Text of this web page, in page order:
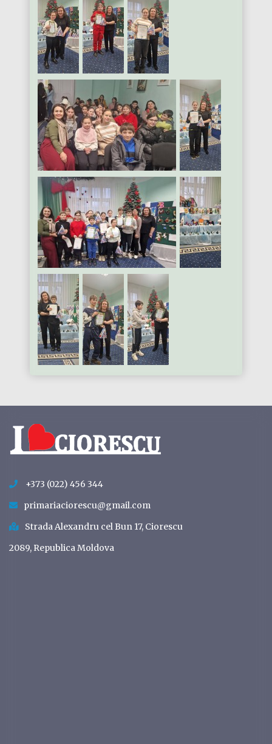
+373 (022) 456 344
primariaciorescu@gmail.com
Strada Alexandru cel Bun 17, Ciorescu
2089, Republica Moldova